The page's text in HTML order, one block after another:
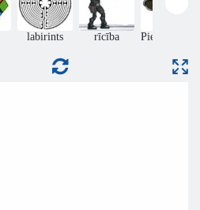
Pēdējo
izdzīvojušajiem
labirints rīcība Piedzīvojumi